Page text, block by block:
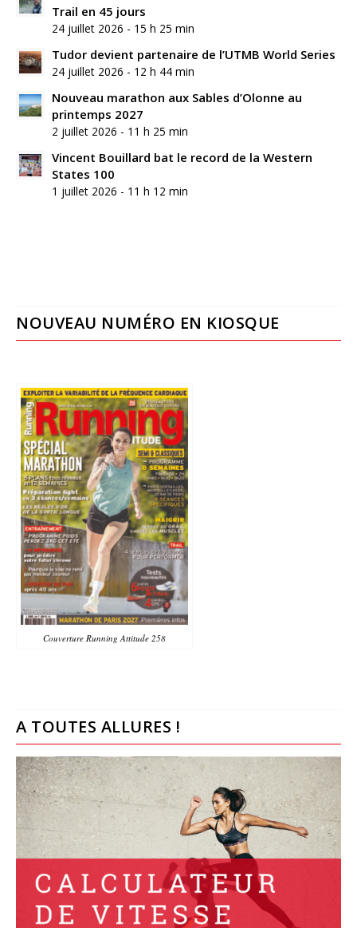
Trail en 45 jours
24 juillet 2026 - 15 h 25 min
Tudor devient partenaire de l’UTMB World Series
24 juillet 2026 - 12 h 44 min
Nouveau marathon aux Sables d’Olonne au
printemps 2027
2 juillet 2026 - 11 h 25 min
Vincent Bouillard bat le record de la Western
States 100
1 juillet 2026 - 11 h 12 min
NOUVEAU NUMÉRO EN KIOSQUE
Couverture Running Attitude 258
A TOUTES ALLURES !